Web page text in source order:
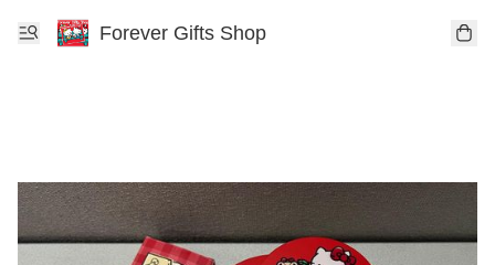
Forever Gifts Shop